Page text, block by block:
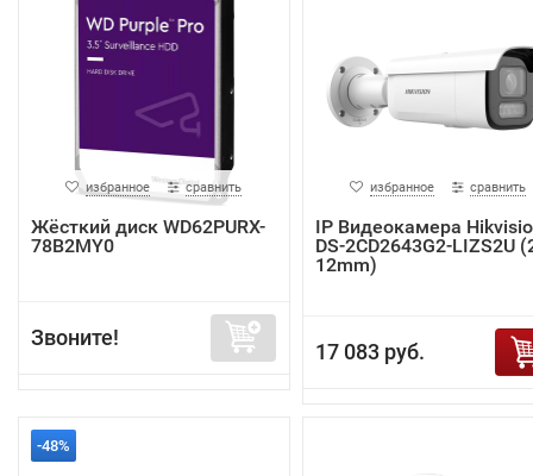
избранное сравнить
Жёсткий диск WD62PURX-
78B2MY0
Звоните!
избранное сравнить
IP Видеокамера
DS-2CD2643G2-LIZS2U
12mm)
17 083 руб.
-48%